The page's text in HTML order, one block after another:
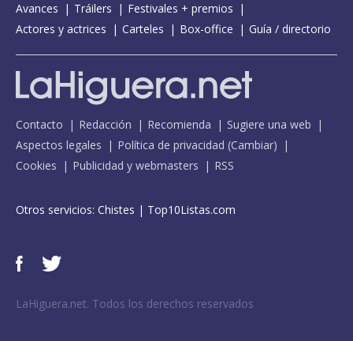
Avances
Tráilers
Festivales + premios
Actores y actrices
Carteles Box-office Guía / directorio
Contacto Redacción Recomienda
Sugiere una web
Aspectos legales
Política de privacidad (Cambiar)
Cookies
Publicidad y webmasters RSS
Otros servicios: Chistes | Top10Listas.com
LaHiguera.net. Todos los derechos reservados